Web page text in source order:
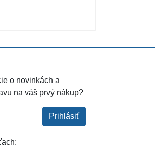
o novinkách a
na váš prvý nákup?
Prihlásiť